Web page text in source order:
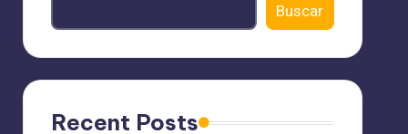
Buscar
Recent Posts